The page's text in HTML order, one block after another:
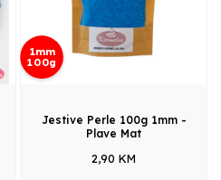
1mm
100g
Jestive Perle 100g 1mm -
Plave Mat
2,90 KM